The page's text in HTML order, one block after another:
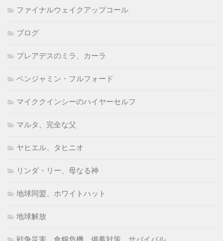
ファイナルウェイクアップコール
ブログ
プレアデスのミラ、カーラ
ベンジャミン・フルフォード
マイククインシーのハイヤーセルフ
マルタ、完全な父
ヤヒエル、タヒニオ
リンダ・リー、母なる神
地球同盟、ホワイトハット
地球解放